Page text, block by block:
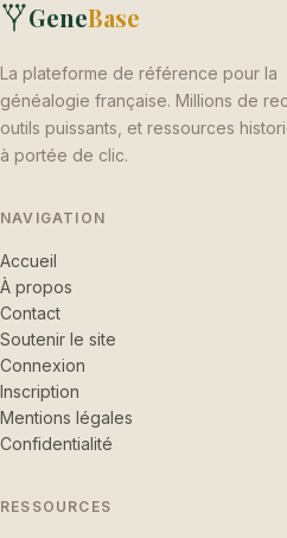
GeneBase
La plateforme de référence pour la
généalogie française. Millions de
outils puissants, et ressources
à portée de clic.
NAVIGATION
Accueil
À propos
Contact
Soutenir le site
Connexion
Inscription
Mentions légales
Confidentialité
RESSOURCES